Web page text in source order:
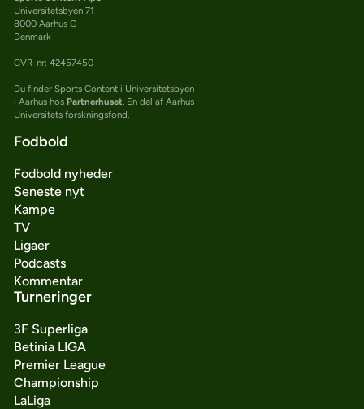
Universitetsbyen 71
8000 Aarhus C
Denmark
CVR-nr: 42457450
Du finder Sports Content i Universitetsbyen
i Aarhus hos Partnerhuset. En del af Aarhus
Universitets forskningsfond.
Fodbold
Fodbold nyheder
Seneste nyt
Kampe
TV
Ligaer
Podcasts
Kommentar
Turneringer
3F Superliga
Betinia LIGA
Premier League
Championship
LaLiga